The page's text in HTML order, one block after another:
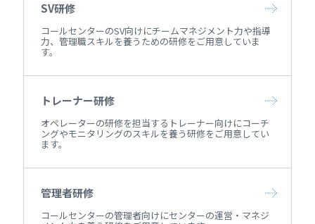
SV研修
コールセンターのSV向けにチームマネジメント力や指導
力、管理職スキルを養うための研修をご用意していま
す。
トレーナー研修
オペレーターの研修を担当するトレーナー向けにコーチ
ングやモニタリングのスキルを養う研修をご用意してい
ます。
管理者研修
コールセンターの管理者向けにセンターの運営・マネジ